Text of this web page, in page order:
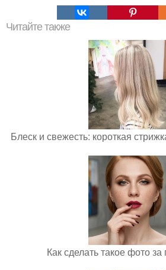
Читайте также
Блеск и свежесть: короткая
Как сделать такое фото